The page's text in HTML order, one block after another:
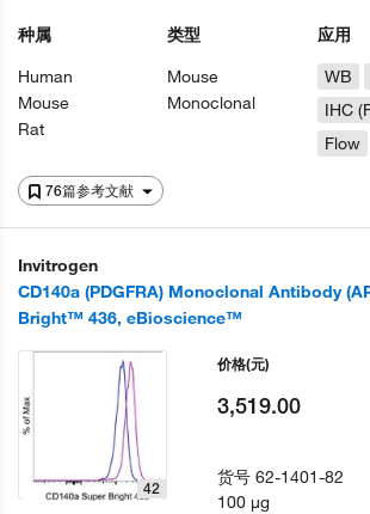
76篇参考文献
种属
Human
Mouse
Rat
类型
Mouse
Monoclonal
应用
WB
IHC
Flow
Invitrogen
CD140a (PDGFRA) Monoclonal Antibody
Bright™ 436, eBioscience™
42
价格(元)
3,519.00
货号62-1401-82
100 µg